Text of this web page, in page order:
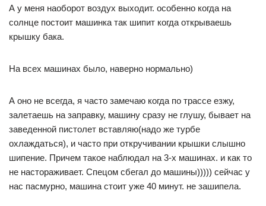
А у меня наоборот воздух выходит. особенно когда на
солнце постоит машинка так шипит когда открываешь
крышку бака.
На всех машинах было, наверно нормально)
А оно не всегда, я часто замечаю когда по трассе езжу,
залетаешь на заправку, машину сразу не глушу, бывает на
заведенной пистолет вставляю(надо же турбе
охлаждаться), и часто при откручивании крышки слышно
шипение. Причем такое наблюдал на 3-х машинах. и как то
не настораживает. Спецом сбегал до машины))))) сейчас у
нас пасмурно, машина стоит уже 40 минут. не зашипела.